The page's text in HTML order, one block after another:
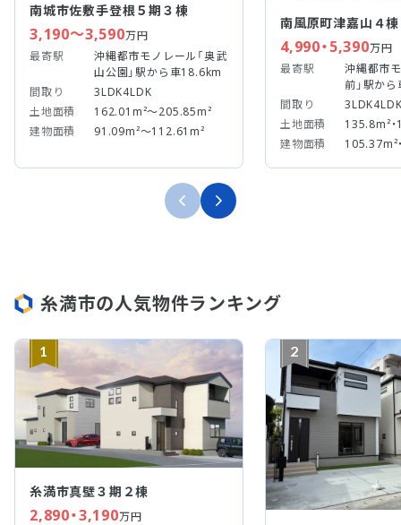
南城市佐敷手登根５期３棟
3,190～3,590万円
最寄駅
沖縄都市モノレール「奥武
山公園」駅から車18.6km
間取り
3LDK4LDK
土地面積
162.01m²～205.85m²
建物面積
91.09m²～112.61m²
南風原町津嘉山４棟
4,990・5,390万円
最寄駅
沖縄都市
前」駅か
間取り
土地面積
135.8m²
建物面積
105.37m²
糸満市の人気物件ランキング
1
糸満市真壁３期２棟
2,890・3,190万円
2